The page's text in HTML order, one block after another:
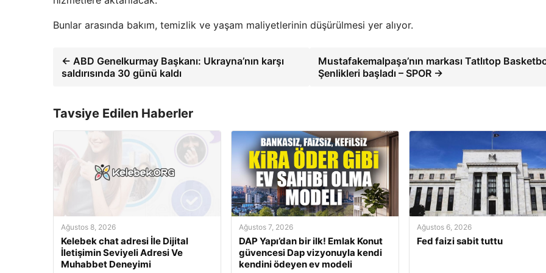
Bunlar arasında bakım, temizlik ve yaşam maliyetlerinin düşürülmesi yer alıyor.
← ABD Genelkurmay Başkanı: Ukrayna’nın karşı
saldırısında 30 günü kaldı
Mustafakemalpaşa’nın markası Tatlıtop
Şenlikleri başladı – SPOR →
Tavsiye Edilen Haberler
Ağustos 8, 2026
Kelebek chat adresi İle Dijital
İletişimin Seviyeli Adresi Ve
Muhabbet Deneyimi
Ağustos 7, 2026
DAP Yapı’dan bir ilk! Emlak Konut
güvencesi Dap vizyonuyla kendi
kendini ödeyen ev modeli
Ağustos 6, 2026
Fed faizi sabit tuttu